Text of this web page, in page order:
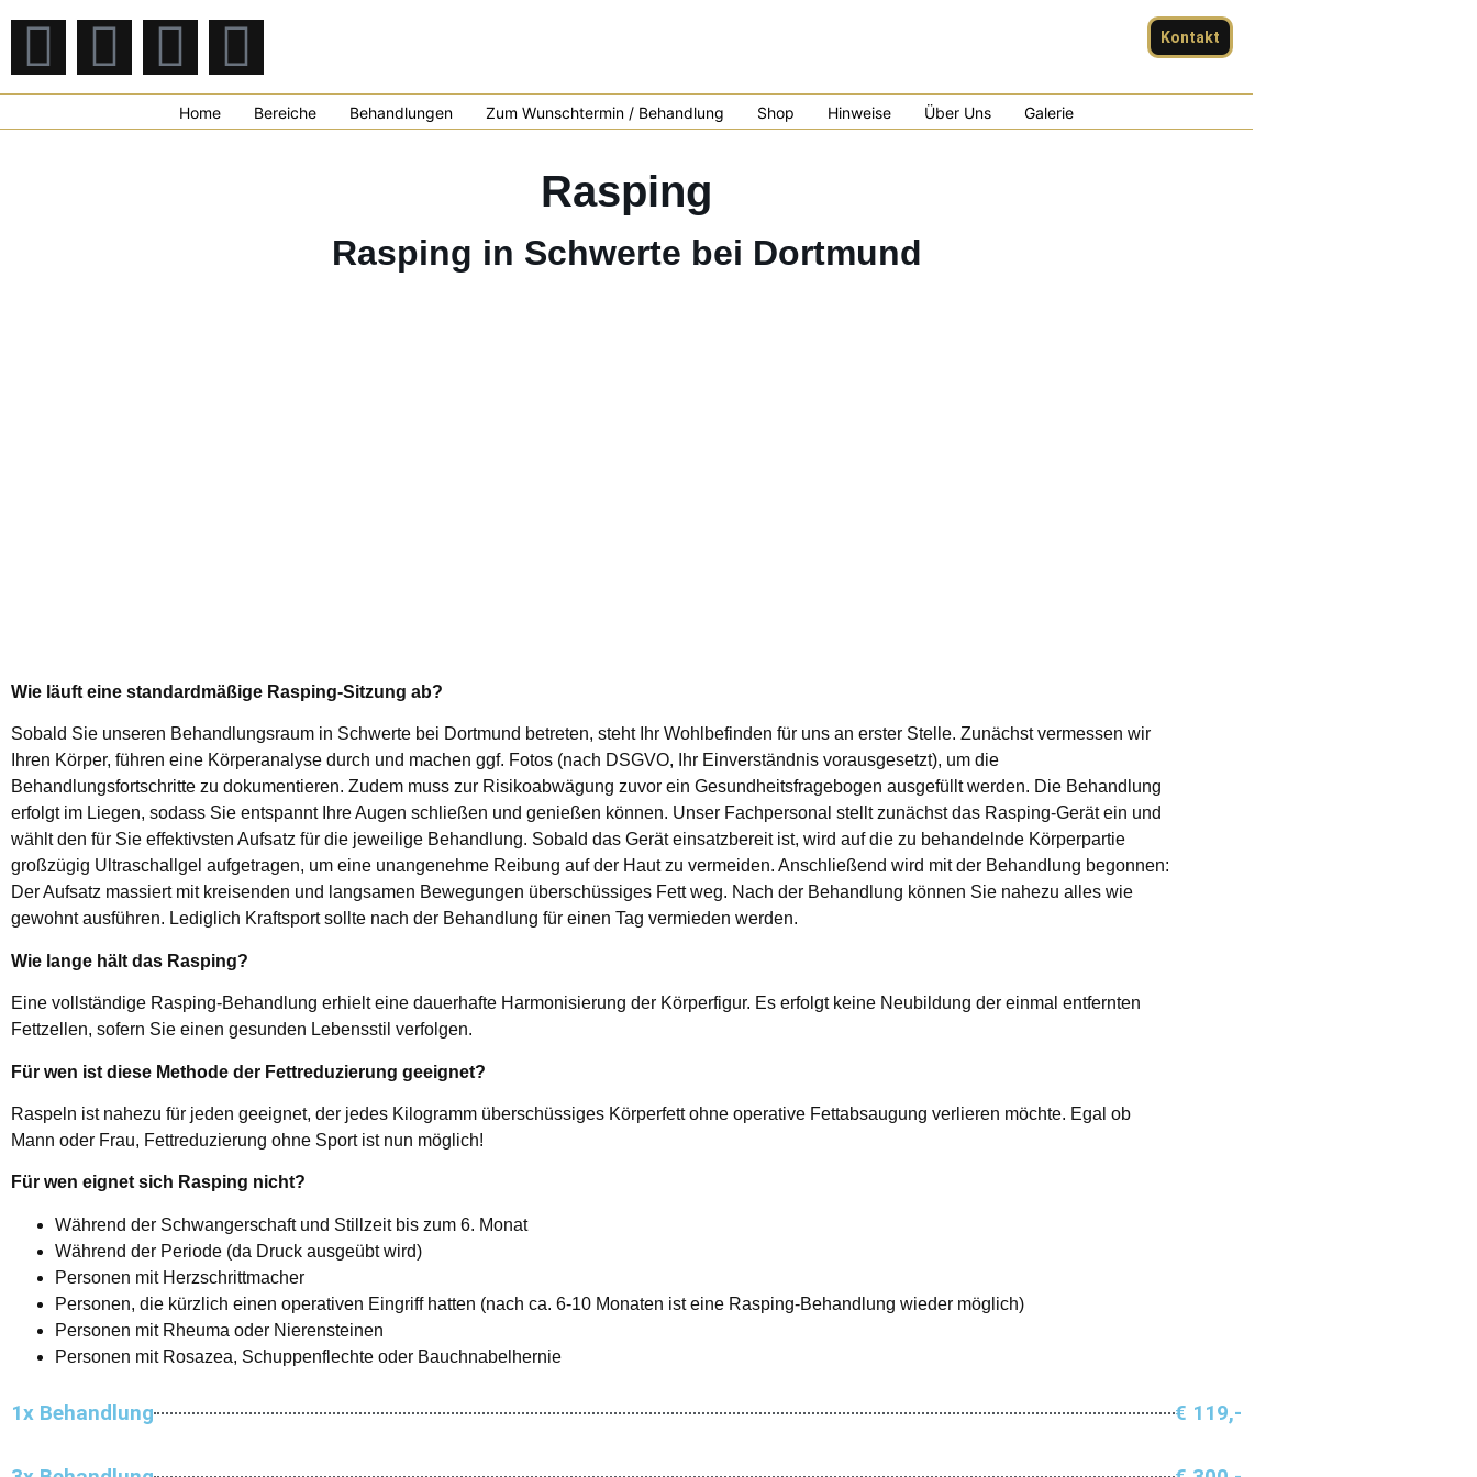
Kontakt
Home Bereiche Behandlungen Zum Wunschtermin / Behandlung Shop Hinweise Über Uns Galerie
Rasping
Rasping in Schwerte bei Dortmund
Wie läuft eine standardmäßige Rasping-Sitzung ab?
Sobald Sie unseren Behandlungsraum in Schwerte bei Dortmund betreten, steht Ihr Wohlbefinden für uns an erster Stelle. Zunächst vermessen wir
Ihren Körper, führen eine Körperanalyse durch und machen ggf. Fotos (nach DSGVO, Ihr Einverständnis vorausgesetzt), um die
Behandlungsfortschritte zu dokumentieren. Zudem muss zur Risikoabwägung zuvor ein Gesundheitsfragebogen ausgefüllt werden. Die Behandlung
erfolgt im Liegen, sodass Sie entspannt Ihre Augen schließen und genießen können. Unser Fachpersonal stellt zunächst das Rasping-Gerät ein und
wählt den für Sie effektivsten Aufsatz für die jeweilige Behandlung. Sobald das Gerät einsatzbereit ist, wird auf die zu behandelnde Körperpartie
großzügig Ultraschallgel aufgetragen, um eine unangenehme Reibung auf der Haut zu vermeiden. Anschließend wird mit der Behandlung begonnen:
Der Aufsatz massiert mit kreisenden und langsamen Bewegungen überschüssiges Fett weg. Nach der Behandlung können Sie nahezu alles wie
gewohnt ausführen. Lediglich Kraftsport sollte nach der Behandlung für einen Tag vermieden werden.
Wie lange hält das Rasping?
Eine vollständige Rasping-Behandlung erhielt eine dauerhafte Harmonisierung der Körperfigur. Es erfolgt keine Neubildung der einmal entfernten
Fettzellen, sofern Sie einen gesunden Lebensstil verfolgen.
Für wen ist diese Methode der Fettreduzierung geeignet?
Raspeln ist nahezu für jeden geeignet, der jedes Kilogramm überschüssiges Körperfett ohne operative Fettabsaugung verlieren möchte. Egal ob
Mann oder Frau, Fettreduzierung ohne Sport ist nun möglich!
Für wen eignet sich Rasping nicht?
Während der Schwangerschaft und Stillzeit bis zum 6. Monat
Während der Periode (da Druck ausgeübt wird)
Personen mit Herzschrittmacher
Personen, die kürzlich einen operativen Eingriff hatten (nach ca. 6-10 Monaten ist eine Rasping-Behandlung wieder möglich)
Personen mit Rheuma oder Nierensteinen
Personen mit Rosazea, Schuppenflechte oder Bauchnabelhernie
1x Behandlung € 119,-